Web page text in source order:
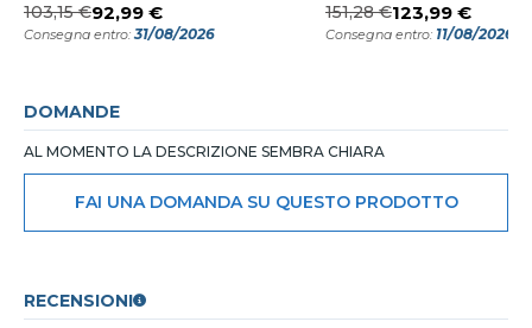
103,15 €92,99 €
Consegna entro:31/08/2026
151,28 €123,99 €
Consegna entro: 11/08/2026
DOMANDE
AL MOMENTO LA DESCRIZIONE SEMBRA CHIARA
FAI UNA DOMANDA SU QUESTO PRODOTTO
RECENSIONI